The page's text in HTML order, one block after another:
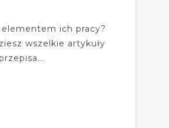
elementem ich pracy?
wszelkie artykuły